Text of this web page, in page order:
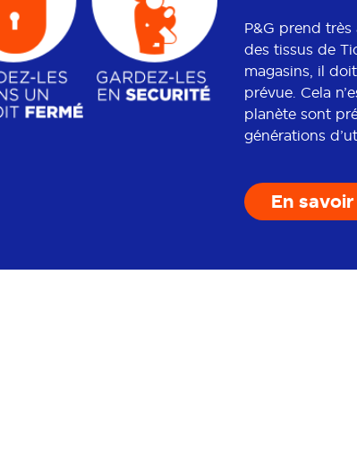
P&G prend
des tissus de
magasins, il
prévue. Cela
planète sont
générations
En